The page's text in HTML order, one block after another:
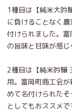
1種目は【純米大吟
に負けることなく
付けられました。
の旨味と甘味が感じ
2種目は【純米吟醸
用。富岡町商工会
めて名付けられた
としてもおススメ